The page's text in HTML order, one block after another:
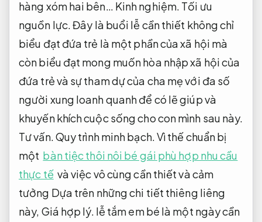
hàng xóm hai bên… Kinh nghiệm. Tối ưu
nguồn lực.Đây là buổi lễ cần thiết không chỉ
biểu đạt đứa trẻ là một phần của xã hội mà
còn biểu đạt mong muốn hòa nhập xã hội của
đứa trẻ và sự tham dự của cha mẹ với đa số
người xung loanh quanh để có lẽ giúp và
khuyến khích cuộc sống cho con mình sau này.
Tư vấn.Quy trình minh bạch.Vì thế chuẩn bị
một bàn tiệc thôi nôi bé gái phù hợp nhu cầu
thực tế và việc vô cùng cần thiết và cảm
tưởng Dựa trên những chi tiết thiêng liêng
này, Giá hợp lý. lễ tắm em bé là một ngày cần